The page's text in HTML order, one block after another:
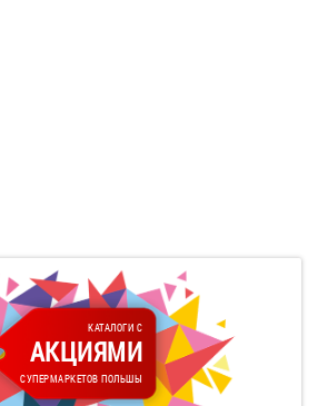
КАТАЛОГИ С
АКЦИЯМИ
СУПЕРМАРКЕТОВ ПОЛЬШЫ